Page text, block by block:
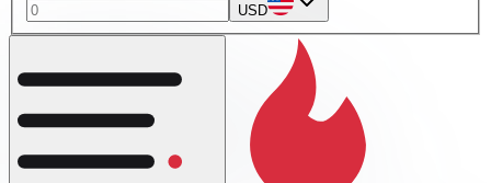
USD